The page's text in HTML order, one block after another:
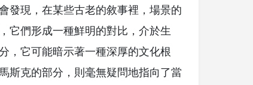
發現，在某些古老的敘事裡，場景的
它們形成一種鮮明的對比，介於生
，它可能暗示著一種深厚的文化根
斯克的部分，則毫無疑問地指向了當